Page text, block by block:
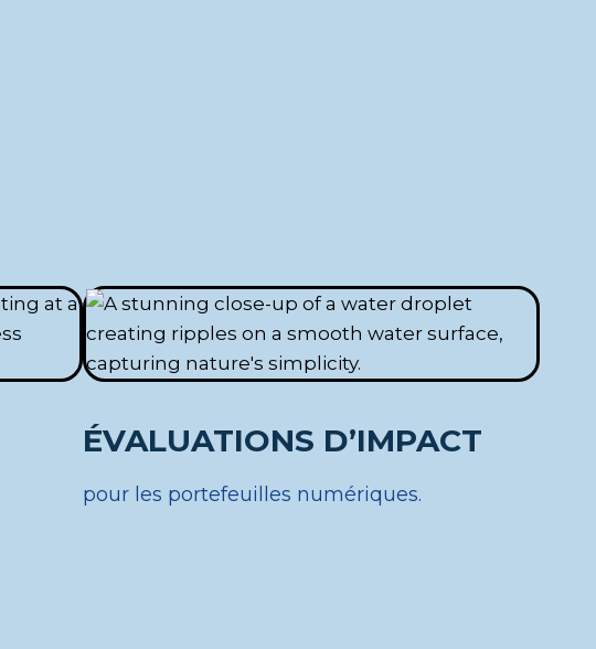
ÉVALUATIONS D’IMPACT
pour les portefeuilles numériques.